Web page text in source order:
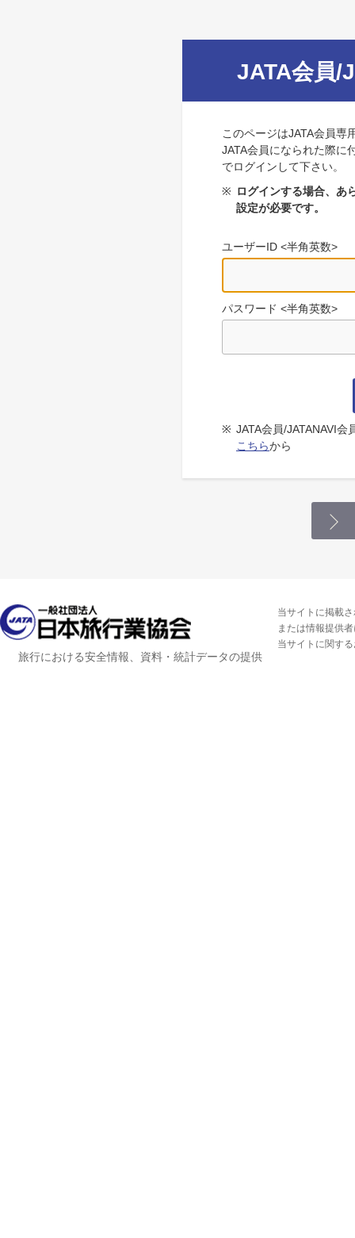
JATA会員/
このページはJATA会員専
JATA会員になられた際に
でログインして下さい。
※ ログインする場合、あ
設定が必要です。
ユーザーID <半角英数>
パスワード <半角英数>
※ JATA会員/JATANAVI
こちらから
旅行における安全情報、資料・統計データの提供
当サイトに掲載
または情報提供
当サイトに関す